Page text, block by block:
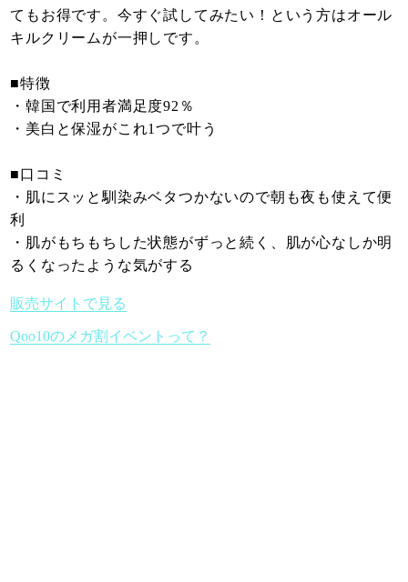
てもお得です。今すぐ試してみたい！という方はオール
キルクリームが一押しです。
■特徴
・韓国で利用者満足度92％
・美白と保湿がこれ1つで叶う
■口コミ
・肌にスッと馴染みベタつかないので朝も夜も使えて便
利
・肌がもちもちした状態がずっと続く、肌が心なしか明
るくなったような気がする
販売サイトで見る
Qoo10のメガ割イベントって？